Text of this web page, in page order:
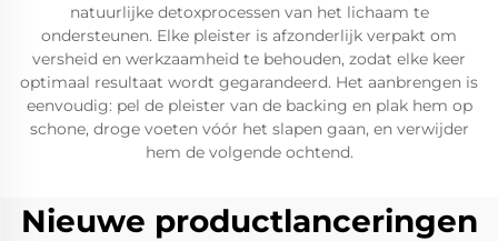
natuurlijke detoxprocessen van het lichaam te
ondersteunen. Elke pleister is afzonderlijk verpakt om
versheid en werkzaamheid te behouden, zodat elke keer
optimaal resultaat wordt gegarandeerd. Het aanbrengen is
eenvoudig: pel de pleister van de backing en plak hem op
schone, droge voeten vóór het slapen gaan, en verwijder
hem de volgende ochtend.
Nieuwe productlanceringen